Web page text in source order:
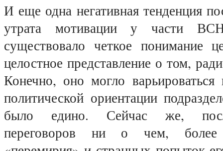
И еще одна негативная тенденция
утрата мотивации у части
существовало четкое понимание
целостное представление о том,
Конечно, оно могло
политической ориентации
было едино. Сейчас же,
переговоров ни о чем, более